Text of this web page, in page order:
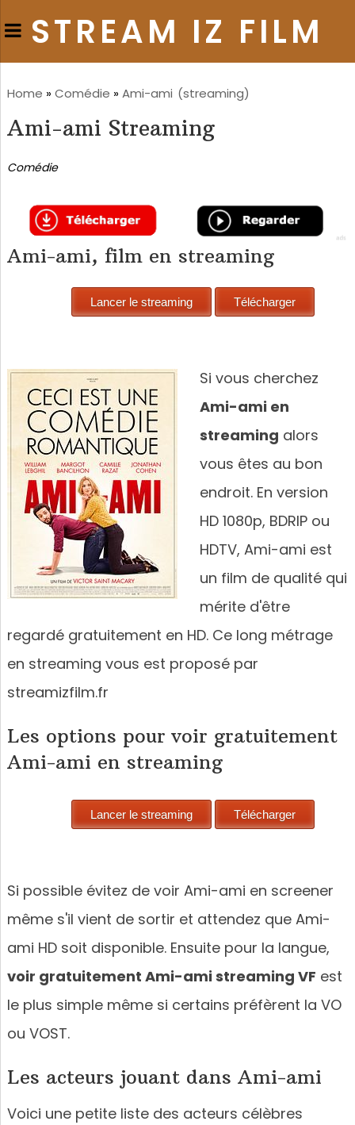
STREAM IZ FILM
Home »Comédie »Ami-ami (streaming)
Ami-ami Streaming
Comédie
Ami-ami, film en streaming
Si vous cherchez
Ami-ami en
streaming alors
vous êtes au bon
endroit. En version
HD 1080p, BDRIP ou
HDTV, Ami-ami est
un film de qualité qui
mérite d'être
regardé gratuitement en HD. Ce long métrage
en streaming vous est proposé par
streamizfilm.fr
Les options pour voir gratuitement
Ami-ami en streaming
Si possible évitez de voir Ami-ami en screener
même s'il vient de sortir et attendez que Ami-
ami HD soit disponible. Ensuite pour la langue,
voir gratuitement Ami-ami streaming VF est
le plus simple même si certains préfèrent la VO
ou VOST.
Les acteurs jouant dans Ami-ami
Voici une petite liste des acteurs célèbres